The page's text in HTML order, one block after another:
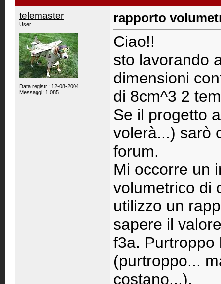
telemaster
User
Data registr.: 12-08-2004
Messaggi: 1.085
rapporto
Ciao!!
sto lavorando
dimensioni
di 8cm^3 2
Se il progetto
volerà...) sarò
forum.
Mi occorre un
volumetrico di
utilizzo un
sapere il
f3a. Purtroppo
(purtroppo...
costano...).